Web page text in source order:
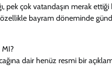
pek çok vatandaşın merak
bayram döneminde
MI?
dair henüz resmi bir